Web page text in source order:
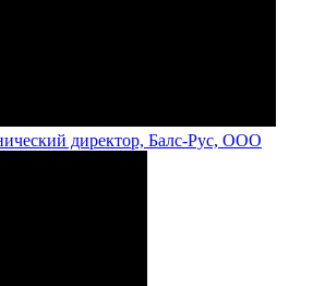
директор, Балс-Рус, ООО